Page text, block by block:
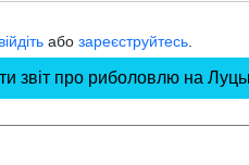
або зареєструйтесь
звіт про риболовлю на